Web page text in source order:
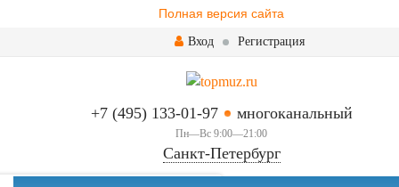
Полная версия сайта
Вход Регистрация
+7 (495) 133-01-97 многоканальный
Пн—Вс 9:00—21:00
Санкт-Петербург